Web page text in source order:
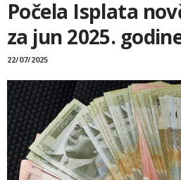
Počela Isplata
za jun 2025.
22/07/2025